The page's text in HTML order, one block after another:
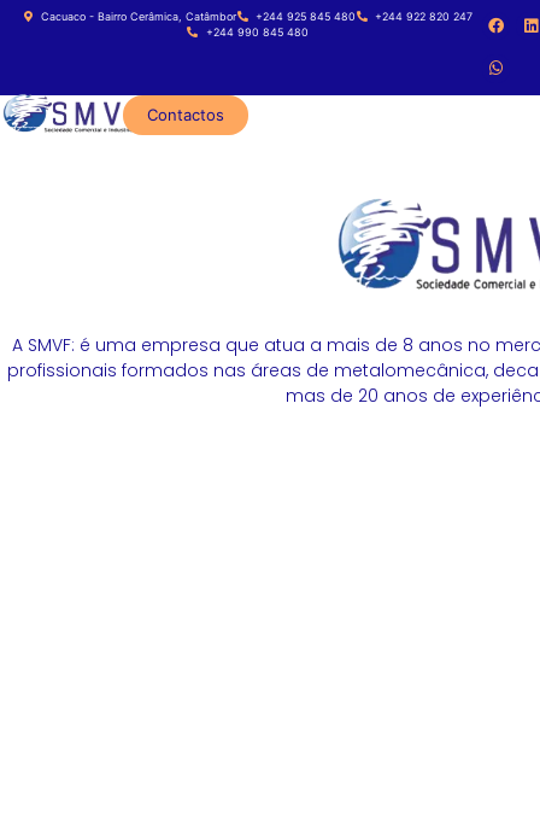
Cacuaco - Bairro Cerâmica, Catâmbor +244 925 845 480
+244 922 820 247
+244 990 845 480
Contactos
A SMVF: é uma empresa que atua a mais de 8 anos no
profissionais formados nas áreas de metalomecânica,
mas de 20 anos de